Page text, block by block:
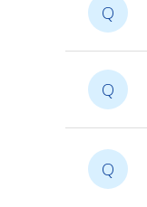
Q
Q
Q